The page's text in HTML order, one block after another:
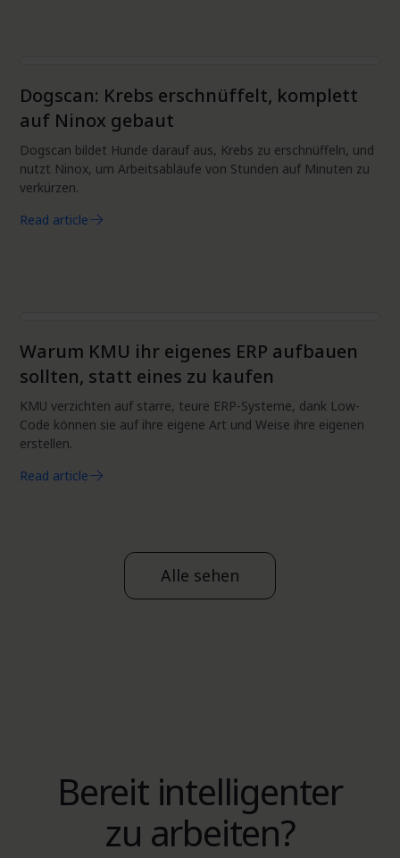
Dogscan: Krebs erschnüffelt, komplett
auf Ninox gebaut
Dogscan bildet Hunde darauf aus, Krebs zu erschnüffeln, und
nutzt Ninox, um Arbeitsabläufe von Stunden auf Minuten zu
verkürzen.
Read article
Warum KMU ihr eigenes ERP aufbauen
sollten, statt eines zu kaufen
KMU verzichten auf starre, teure ERP-Systeme, dank Low-
Code können sie auf ihre eigene Art und Weise ihre eigenen
erstellen.
Read article
Alle sehen
Bereit intelligenter
zu arbeiten?